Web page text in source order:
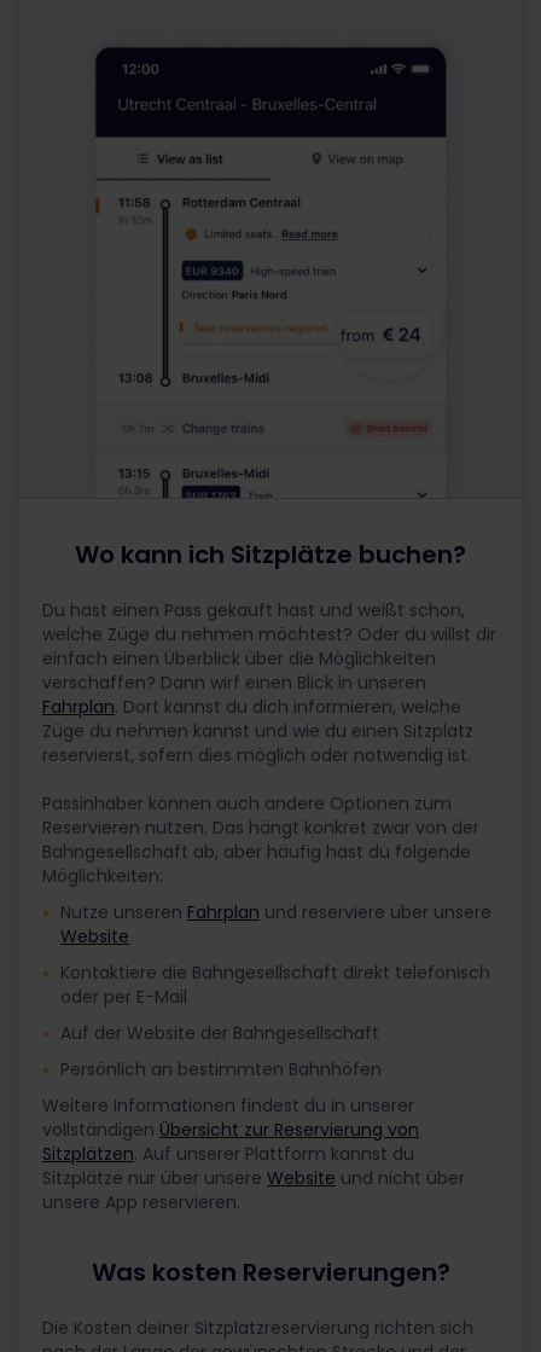
Wo kann ich Sitzplätze buchen?
Du hast einen Pass gekauft hast und weißt schon,
welche Züge du nehmen möchtest? Oder du willst dir
einfach einen Überblick über die Möglichkeiten
verschaffen? Dann wirf einen Blick in unseren
Fahrplan. Dort kannst du dich informieren, welche
Züge du nehmen kannst und wie du einen Sitzplatz
reservierst, sofern dies möglich oder notwendig ist.
Passinhaber können auch andere Optionen zum
Reservieren nutzen. Das hängt konkret zwar von der
Bahngesellschaft ab, aber häufig hast du folgende
Möglichkeiten:
Nutze unseren Fahrplan und reserviere über unsere
Website
Kontaktiere die Bahngesellschaft direkt telefonisch
oder per E-Mail
Auf der Website der Bahngesellschaft
Persönlich an bestimmten Bahnhöfen
Weitere Informationen findest du in unserer
vollständigen Übersicht zur Reservierung von
Sitzplätzen. Auf unserer Plattform kannst du
Sitzplätze nur über unsere Website und nicht über
unsere App reservieren.
Was kosten Reservierungen?
Die Kosten deiner Sitzplatzreservierung richten sich